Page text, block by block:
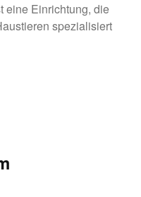
eine Einrichtung, die
spezialisiert